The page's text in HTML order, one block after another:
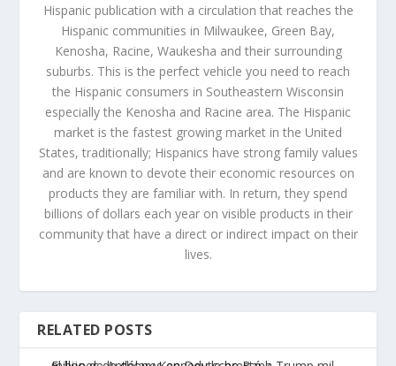
Hispanic publication with a circulation that reaches the
Hispanic communities in Milwaukee, Green Bay,
Kenosha, Racine, Waukesha and their surrounding
suburbs. This is the perfect vehicle you need to reach
the Hispanic consumers in Southeastern Wisconsin
especially the Kenosha and Racine area. The Hispanic
market is the fastest growing market in the United
States, traditionally; Hispanics have strong family values
and are known to devote their economic resources on
products they are familiar with. In return, they spend
billions of dollars each year on visible products in their
community that have a direct or indirect impact on their
lives.
RELATED POSTS